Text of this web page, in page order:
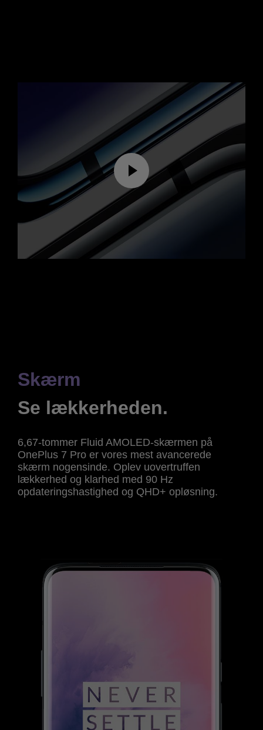
Skærm
Se lækkerheden.
6,67-tommer Fluid AMOLED-skærmen på
OnePlus 7 Pro er vores mest avancerede
skærm nogensinde. Oplev uovertruffen
lækkerhed og klarhed med 90 Hz
opdateringshastighed og QHD+ opløsning.